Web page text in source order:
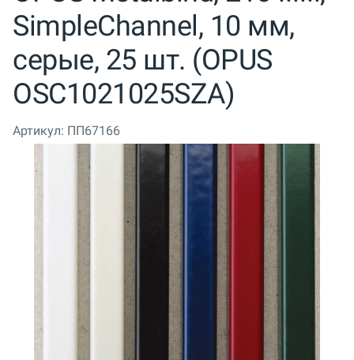
SimpleChannel, 10 мм,
серые, 25 шт. (OPUS
OSC1021025SZA)
Артикул: ПП67166